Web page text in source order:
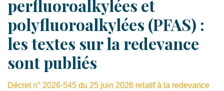
perfluoroalkylées et
polyfluoroalkylées (PFAS) :
les textes sur la redevance
sont publiés
Décret n° 2026-545 du 25 juin 2026 relatif à la redevance